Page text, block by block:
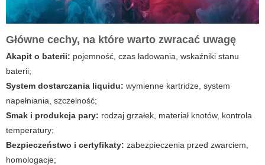
Główne cechy, na które warto zwracać uwagę
Akapit o baterii: pojemność, czas ładowania, wskaźniki stanu
baterii;
System dostarczania liquidu: wymienne kartridże, system
napełniania, szczelność;
Smak i produkcja pary: rodzaj grzałek, materiał knotów, kontrola
temperatury;
Bezpieczeństwo i certyfikaty: zabezpieczenia przed zwarciem,
homologacje;